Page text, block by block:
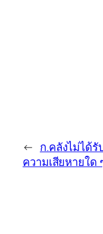
← ก.คลังไม่ได้รั
ความเสียหายใด